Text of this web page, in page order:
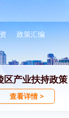
政策汇编
区产业扶持政策
查看详情 >